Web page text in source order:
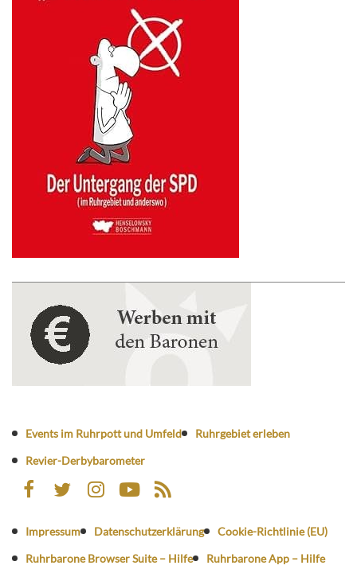
Events im Ruhrpott und Umfeld
Ruhrgebiet erleben
Revier-Derbybarometer
Impressum Datenschutzerklärung
Cookie-Richtlinie (EU)
Ruhrbarone Browser Suite – Hilfe
Ruhrbarone App – Hilfe